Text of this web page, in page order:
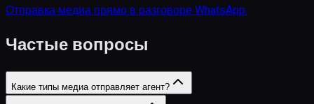
Отправка медиа прямо в разговоре WhatsApp.
Частые вопросы
Какие типы медиа отправляет агент?